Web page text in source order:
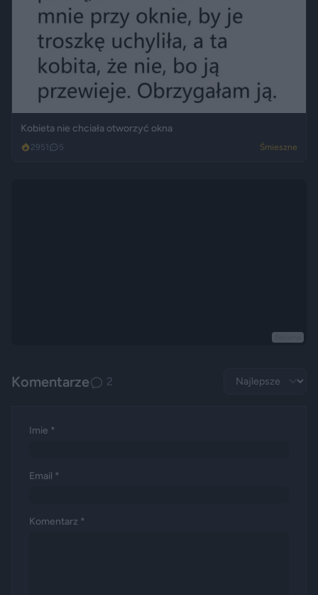
Kobieta nie chciała otworzyć okna
2951 5 Śmieszne
Komentarze 2
Imie *
Email *
Komentarz *